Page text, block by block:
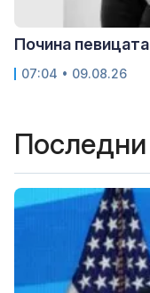
Почина
07:04 • 09.08.26